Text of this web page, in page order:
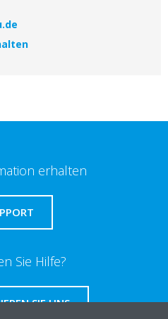
erhalten
Sie Hilfe?
SIE UNS